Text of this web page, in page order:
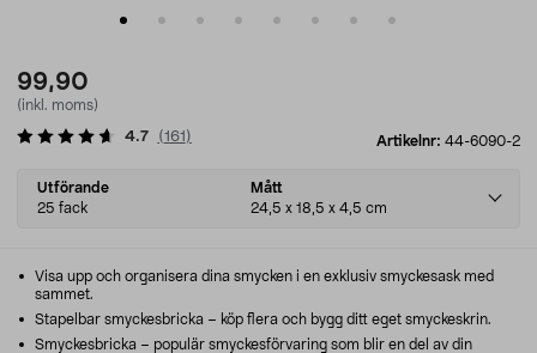
99,90
(inkl. moms)
Artikelnr: 44-6090-2
4.7 (161 )
Select
variant
Utförande
25 fack
Mått
24,5 x 18,5 x 4,5 cm
Visa upp och organisera dina smycken i en exklusiv smyckesask med
sammet.
Stapelbar smyckesbricka – köp flera och bygg ditt eget smyckeskrin.
Smyckesbricka – populär smyckesförvaring som blir en del av din